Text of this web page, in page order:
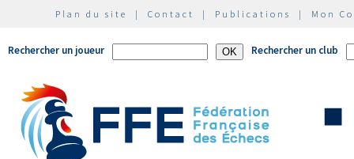
Plan du site | Contact | Publications | Mon
Rechercher un joueur Rechercher un club